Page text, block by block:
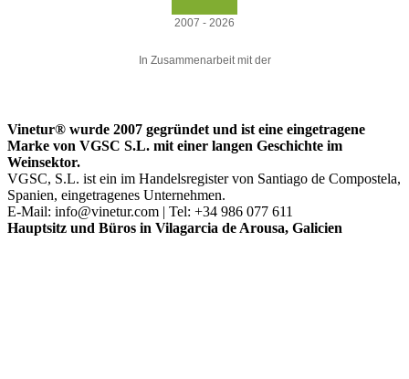
2007 - 2026
In Zusammenarbeit mit der
Vinetur® wurde 2007 gegründet und ist eine eingetragene
Marke von VGSC S.L. mit einer langen Geschichte im
Weinsektor.
VGSC, S.L. ist ein im Handelsregister von Santiago de Compostela,
Spanien, eingetragenes Unternehmen.
E-Mail: info@vinetur.com | Tel: +34 986 077 611
Hauptsitz und Büros in Vilagarcia de Arousa, Galicien